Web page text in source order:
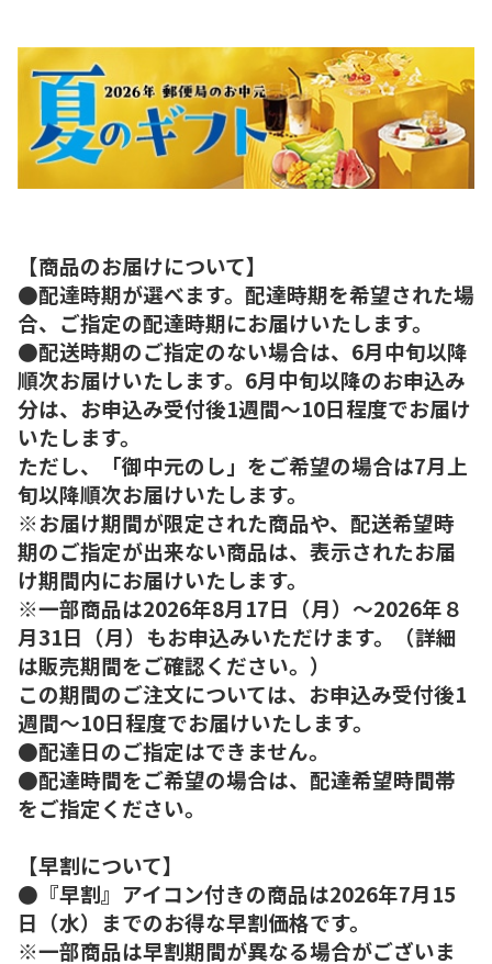
【商品のお届けについて】
●配達時期が選べます。配達時期を希望された場
合、ご指定の配達時期にお届けいたします。
●配送時期のご指定のない場合は、6月中旬以降
順次お届けいたします。6月中旬以降のお申込み
分は、お申込み受付後1週間～10日程度でお届け
いたします。
ただし、「御中元のし」をご希望の場合は7月上
旬以降順次お届けいたします。
※お届け期間が限定された商品や、配送希望時
期のご指定が出来ない商品は、表示されたお届
け期間内にお届けいたします。
※一部商品は2026年8月17日（月）～2026年８
月31日（月）もお申込みいただけます。（詳細
は販売期間をご確認ください。）
この期間のご注文については、お申込み受付後1
週間～10日程度でお届けいたします。
●配達日のご指定はできません。
●配達時間をご希望の場合は、配達希望時間帯
をご指定ください。
【早割について】
●『早割』アイコン付きの商品は2026年7月15
日（水）までのお得な早割価格です。
※一部商品は早割期間が異なる場合がございま